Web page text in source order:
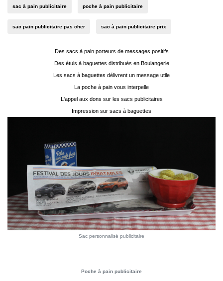
sac à pain publicitaire poche à pain publicitaire
sac pain publicitaire pas cher sac à pain publicitaire prix
Des sacs à pain porteurs de messages positifs
Des étuis à baguettes distribués en Boulangerie
Les sacs à baguettes délivrent un message utile
La poche à pain vous interpelle
L'appel aux dons sur les sacs publicitaires
Impression sur sacs à baguettes
Sac personnalisé publicitaire
Poche à pain publicitaire